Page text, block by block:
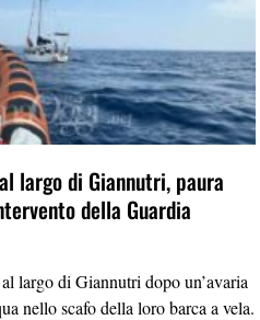
largo di Giannutri, paura
della Guardia
largo di Giannutri dopo un’avaria
nello scafo della loro barca a vela.